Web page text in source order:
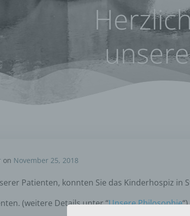
on November 25, 2018
Patienten, konnten Sie das Kinderhospiz in
(weitere Details unter “Unsere Philosophie“)